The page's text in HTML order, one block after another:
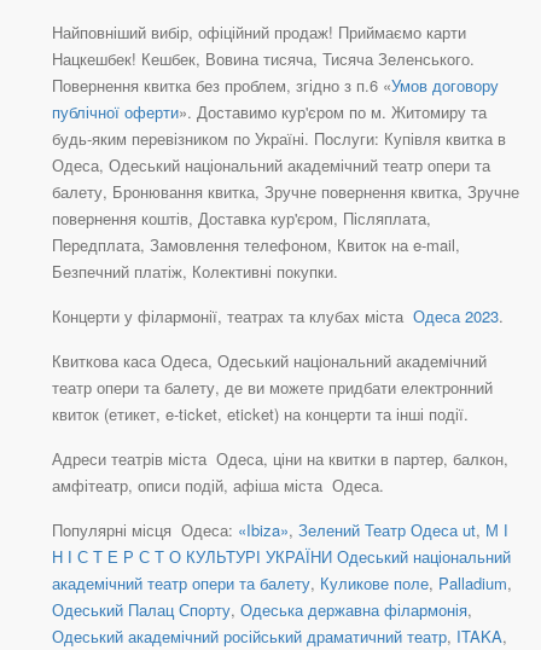
Найповніший вибір, офіційний продаж! Приймаємо карти
Нацкешбек! Кешбек, Вовина тисяча, Тисяча Зеленського.
Повернення квитка без проблем, згідно з п.6 «Умов договору
публічної оферти». Доставимо кур'єром по м. Житомиру та
будь-яким перевізником по Україні. Послуги: Купівля квитка в
Одеса, Одеський національний академічний театр опери та
балету, Бронювання квитка, Зручне повернення квитка, Зручне
повернення коштів, Доставка кур'єром, Післяплата,
Передплата, Замовлення телефоном, Квиток на e-mail,
Безпечний платіж, Колективні покупки.
Концерти у філармонії, театрах та клубах міста Одеса 2023.
Квиткова каса Одеса, Одеський національний академічний
театр опери та балету, де ви можете придбати електронний
квиток (етикет, e-ticket, eticket) на концерти та інші події.
Адреси театрів міста Одеса, ціни на квитки в партер, балкон,
амфітеатр, описи подій, афіша міста Одеса.
Популярні місця Одеса: «Ibiza», Зелений Театр Одеса ut, М І
Н І С Т Е Р С Т О КУЛЬТУРІ УКРАЇНИ Одеський національний
академічний театр опери та балету, Куликове поле, Palladium,
Одеський Палац Спорту, Одеська державна філармонія,
Одеський академічний російський драматичний театр, ITAKA,